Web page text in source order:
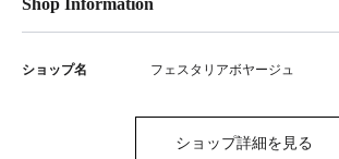
Shop Information
ショップ名 フェスタリアボヤージュ
ショップ詳細を見る